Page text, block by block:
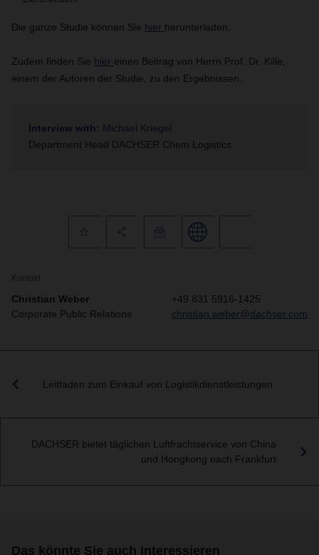
Die ganze Studie können Sie hier herunterladen.
Zudem finden Sie hier einen Beitrag von Herrn Prof. Dr. Kille,
einem der Autoren der Studie, zu den Ergebnissen.
Interview with: Michael Kriegel
Department Head DACHSER Chem Logistics
Kontakt
Christian Weber
Corporate Public Relations
+49 831 5916-1425
christian.weber@dachser.com
Leitfaden zum Einkauf von Logistikdienstleistungen
DACHSER bietet täglichen Luftfrachtservice von China
und Hongkong nach Frankfurt
Das könnte Sie auch interessieren